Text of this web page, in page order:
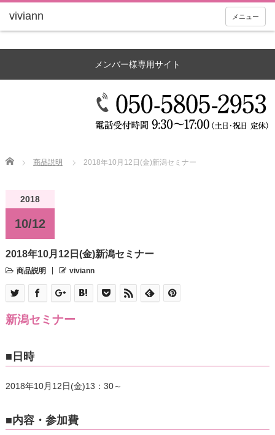
メニュー
メンバー様専用サイト
Home 商品説明 2018年10月12日(金)新潟セミナー
2018
10/12
2018年10月12日(金)新潟セミナー
商品説明 viviann
新潟セミナー
■日時
2018年10月12日(金)13：30～
■内容・参加費